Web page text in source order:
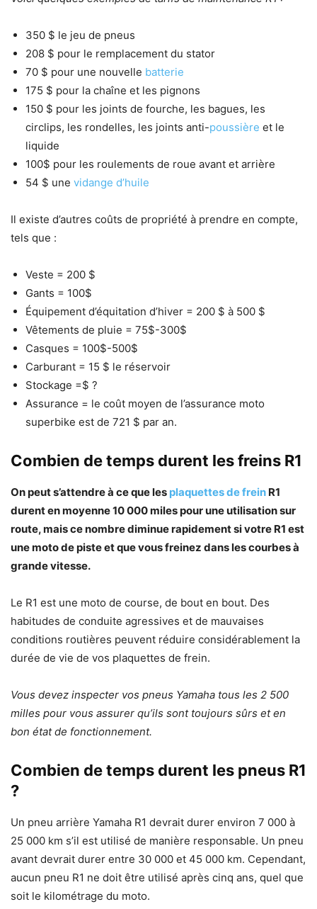
350 $ le jeu de pneus
208 $ pour le remplacement du stator
70 $ pour une nouvelle batterie
175 $ pour la chaîne et les pignons
150 $ pour les joints de fourche, les bagues, les
circlips, les rondelles, les joints anti-poussière et le
liquide
100$ pour les roulements de roue avant et arrière
54 $ une vidange d’huile
Il existe d’autres coûts de propriété à prendre en compte,
tels que :
Veste = 200 $
Gants = 100$
Équipement d’équitation d’hiver = 200 $ à 500 $
Vêtements de pluie = 75$-300$
Casques = 100$-500$
Carburant = 15 $ le réservoir
Stockage =$ ?
Assurance = le coût moyen de l’assurance moto
superbike est de 721 $ par an.
Combien de temps durent les freins R1
On peut s’attendre à ce que les plaquettes de frein R1
durent en moyenne 10 000 miles pour une utilisation sur
route, mais ce nombre diminue rapidement si votre R1 est
une moto de piste et que vous freinez dans les courbes à
grande vitesse.
Le R1 est une moto de course, de bout en bout. Des
habitudes de conduite agressives et de mauvaises
conditions routières peuvent réduire considérablement la
durée de vie de vos plaquettes de frein.
Vous devez inspecter vos pneus Yamaha tous les 2 500
milles pour vous assurer qu’ils sont toujours sûrs et en
bon état de fonctionnement.
Combien de temps durent les pneus R1
?
Un pneu arrière Yamaha R1 devrait durer environ 7 000 à
25 000 km s’il est utilisé de manière responsable. Un pneu
avant devrait durer entre 30 000 et 45 000 km. Cependant,
aucun pneu R1 ne doit être utilisé après cinq ans, quel que
soit le kilométrage du moto.